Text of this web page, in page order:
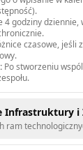
4 godziny dziennie,
czasowe, jeśli
Po stworzeniu
Infrastruktury i
ram